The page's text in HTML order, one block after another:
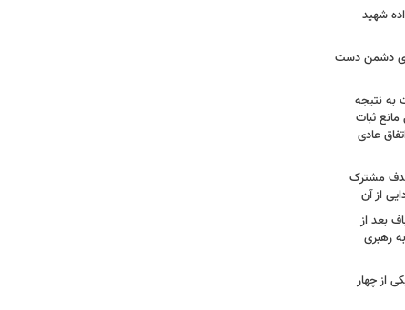
شهید
دشمن دست
به نتیجه
ثبات
عادی
هدف مشترک
از آن
بعد از
رهبری
از چهار